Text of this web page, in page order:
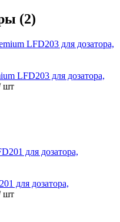
(2)
LFD203 для дозатора,
шт
для дозатора,
шт